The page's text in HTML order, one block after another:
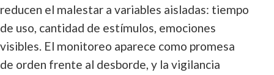
reducen el malestar a variables aisladas: tiempo
de uso, cantidad de estímulos, emociones
visibles. El monitoreo aparece como promesa
de orden frente al desborde, y la vigilancia